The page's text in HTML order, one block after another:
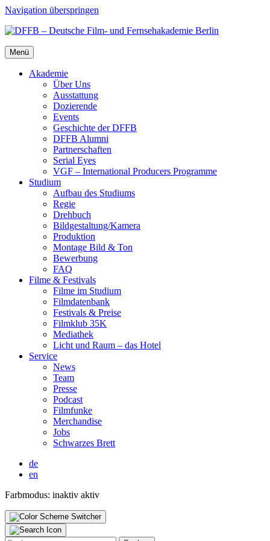
Navigation überspringen
Menü
Aka­de­mie
Über Uns
Aus­stat­tung
Dozie­ren­de
Events
Geschich­te der DFFB
DFFB Alum­ni
Part­ner­schaf­ten
Seri­al Eyes
VGF – Inter­na­tio­nal Pro­du­cers Pro­gram­me
Stu­di­um
Auf­bau des Stu­di­ums
Regie
Dreh­buch
Bildgestaltung/​​Kamera
Pro­duk­ti­on
Mon­ta­ge Bild & Ton
Bewer­bung
FAQ
Fil­me & Fes­ti­vals
Fil­me im Stu­di­um
Film­da­ten­bank
Fes­ti­vals & Prei­se
Film­klub 35K
Media­thek
Licht und Raum – das Hotel
Ser­vice
News
Team
Pres­se
Pod­cast
Film­fun­ke
Mer­chan­di­se
Jobs
Schwar­zes Brett
de
en
Farbmodus: inaktiv aktiv